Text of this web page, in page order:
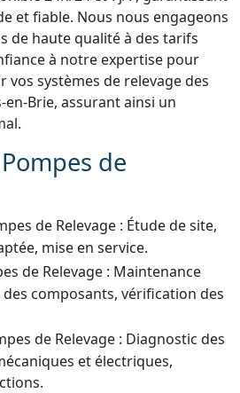
et fiable. Nous nous engageons
de haute qualité à des tarifs
à notre expertise pour
systèmes de relevage des
en-Brie, assurant ainsi un
de
de Relevage : Étude de site,
mise en service.
de Relevage : Maintenance
composants, vérification des
de Relevage : Diagnostic des
et électriques,